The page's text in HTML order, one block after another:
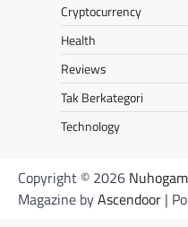
Cryptocurrency
Health
Reviews
Tak Berkategori
Technology
Copyright © 2026
Magazine byAscendoor |